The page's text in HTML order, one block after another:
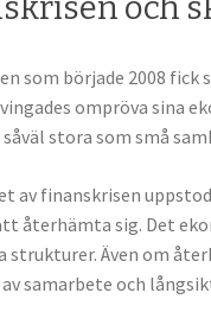
som började 2008
ompröva sina
såväl stora som små
av finanskrisen
återhämta sig. Det
strukturer. Även om
samarbete och